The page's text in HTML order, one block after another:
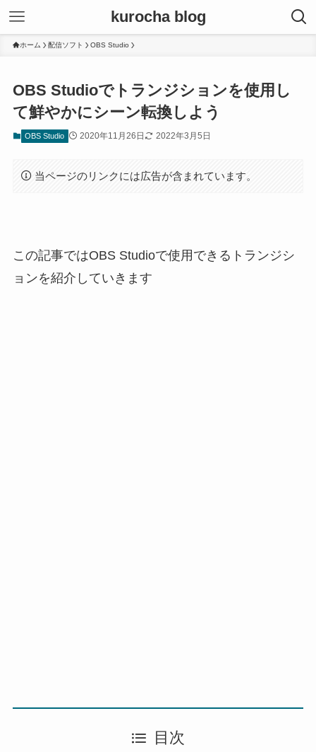
kurocha blog
ホーム 配信ソフト OBS Studio
OBS Studioでトランジションを使用し
て鮮やかにシーン転換しよう
OBS Studio 2020年11月26日 2022年3月5日
当ページのリンクには広告が含まれています。
この記事ではOBS Studioで使用できるトランジシ
ョンを紹介していきます
目次